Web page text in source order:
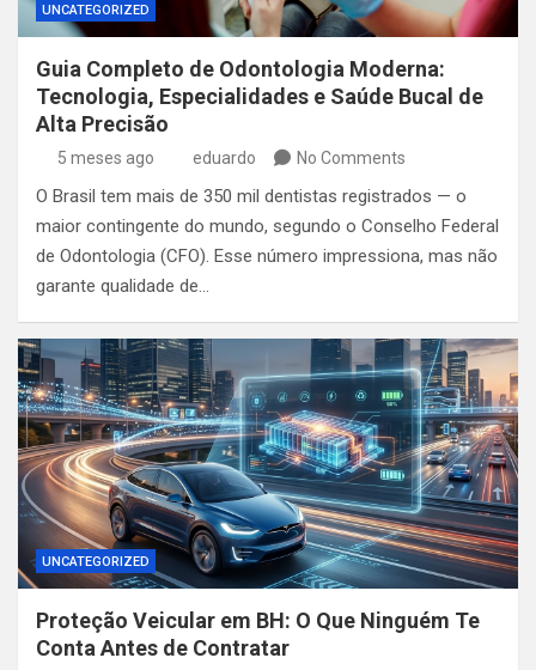
UNCATEGORIZED
Guia Completo de Odontologia Moderna:
Tecnologia, Especialidades e Saúde Bucal de
Alta Precisão
5 meses ago eduardo No Comments
O Brasil tem mais de 350 mil dentistas registrados — o
maior contingente do mundo, segundo o Conselho Federal
de Odontologia (CFO). Esse número impressiona, mas não
garante qualidade de…
UNCATEGORIZED
Proteção Veicular em BH: O Que Ninguém Te
Conta Antes de Contratar